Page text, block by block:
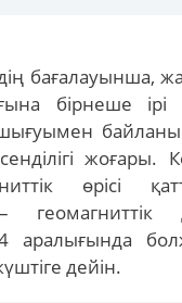
бағалауынша,
бірнеше
жоғары.
өрісі
аралығында
дейін.